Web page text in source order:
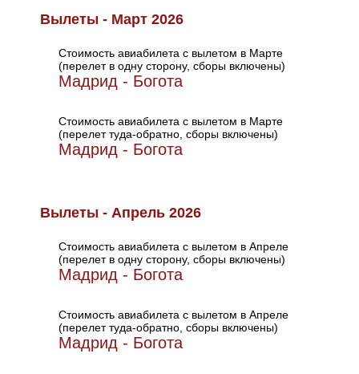
Вылеты - Март 2026
Стоимость авиабилета с вылетом в Марте
(перелет в одну сторону, сборы включены)
Мадрид - Богота
Стоимость авиабилета с вылетом в Марте
(перелет туда-обратно, сборы включены)
Мадрид - Богота
Вылеты - Апрель 2026
Стоимость авиабилета с вылетом в Апреле
(перелет в одну сторону, сборы включены)
Мадрид - Богота
Стоимость авиабилета с вылетом в Апреле
(перелет туда-обратно, сборы включены)
Мадрид - Богота